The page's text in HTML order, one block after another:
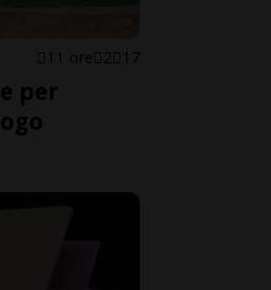
11 ore 2 17
per